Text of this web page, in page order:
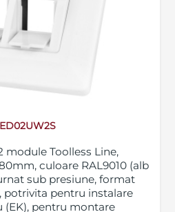
module Toolless Line,
culoare RAL9010 (alb
sub presiune, format
potrivita pentru instalare
(EK), pentru montare